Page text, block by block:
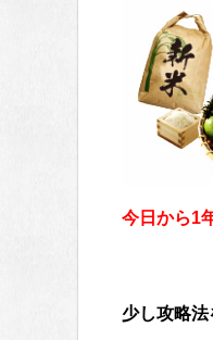
今日から1
少し攻略